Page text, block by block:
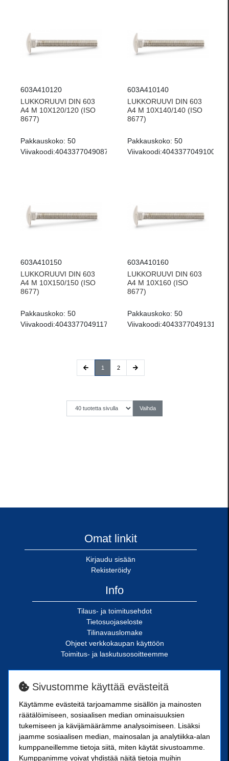
603A410120
LUKKORUUVI DIN 603
A4 M 10X120/120 (ISO
8677)
Pakkauskoko: 50
Viivakoodi:4043377049087
603A410140
LUKKORUUVI DIN 603
A4 M 10X140/140 (ISO
8677)
Pakkauskoko: 50
Viivakoodi:4043377049100
603A410150
LUKKORUUVI DIN 603
A4 M 10X150/150 (ISO
8677)
Pakkauskoko: 50
Viivakoodi:4043377049117
603A410160
LUKKORUUVI DIN 603
A4 M 10X160 (ISO
8677)
Pakkauskoko: 50
Viivakoodi:4043377049131
1 (current)
2
Omat linkit
Kirjaudu sisään
Rekisteröidy
Info
Tilaus- ja toimitusehdot
Tietosuojaseloste
Tilinavauslomake
Ohjeet verkkokaupan käyttöön
Toimitus- ja laskutusosoitteemme
SN-Kiinnike Oy
Riimukatu 18
20380 Turku
SN-Kiinnike Tampere Oy
Kuoppamäentie 10
33800 Tampere
Sivustomme käyttää evästeitä
Käytämme evästeitä tarjoamamme sisällön ja mainosten
räätälöimiseen, sosiaalisen median ominaisuuksien
tukemiseen ja kävijämäärämme analysoimiseen. Lisäksi
jaamme sosiaalisen median, mainosalan ja analytiikka-alan
kumppaneillemme tietoja siitä, miten käytät sivustoamme.
Kumppanimme voivat yhdistää näitä tietoja muihin